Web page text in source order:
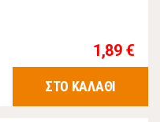
1,89 €
ΣΤΟ ΚΑΛΑΘΙ